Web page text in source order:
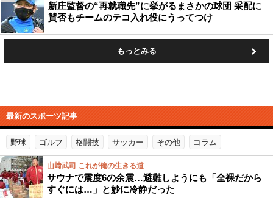
新庄監督の“再就職先”に挙がるまさかの球団 采配に
賛否もチームのテコ入れ役にうってつけ
もっとみる
最新のスポーツ記事
野球 ゴルフ 格闘技 サッカー その他 コラム
山﨑武司 これが俺の生きる道
サウナで震度6の余震…避難しようにも「全裸だから
すぐには…」と妙に冷静だった